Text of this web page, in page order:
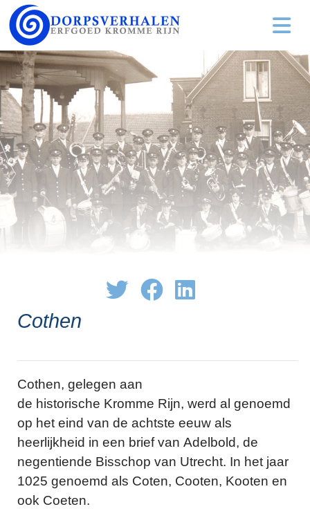
Cothen
Cothen, gelegen aan
de historische Kromme Rijn, werd al genoemd
op het eind van de achtste eeuw als
heerlijkheid in een brief van Adelbold, de
negentiende Bisschop van Utrecht. In het jaar
1025 genoemd als Coten, Cooten, Kooten en
ook Coeten.